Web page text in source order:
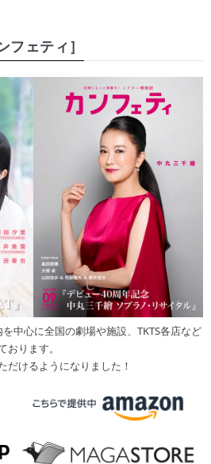
フェティ］
中心に全国の劇場や施設、TKTS各店など
ります。
だけるようになりました！